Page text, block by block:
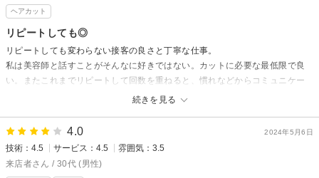
申し訳ございません。
先日はご来店ありがとうございました。
今後ともよろしくお願いいたします。
口コミありがとうございます！
ヘアカット
リピートしても◎
続きを見る
リピートしても変わらない接客の良さと丁寧な仕事。
私は美容師と話すことがそんなに好きではない。カットに必要な最低限で良
い。またこれまでリピートして回数を重ねると、慣れなどからコミュニケー
ションが多くなったり、カットやシャンプーなどの細かな仕事ぶりに変化を
それがココはない。ずっと丁寧な仕事ぶりとコミュニケーションのちょうど
スペシャルズからの返信
2024年5月6日
4.0
技術：4.5 サービス：4.5
雰囲気：3.5
来店者さん / 30代 (男性)